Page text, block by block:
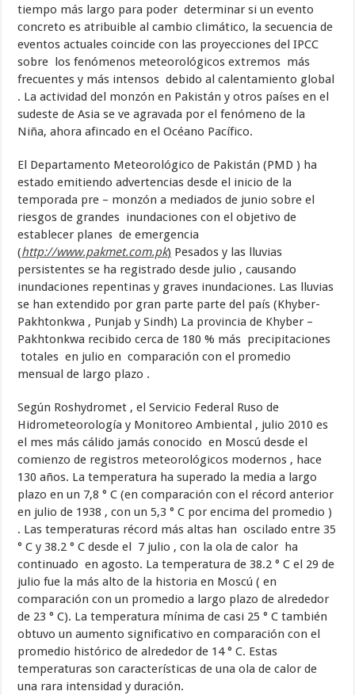
tiempo más largo para poder determinar si un evento
concreto es atribuible al cambio climático, la secuencia de
eventos actuales coincide con las proyecciones del IPCC
sobre los fenómenos meteorológicos extremos más
frecuentes y más intensos debido al calentamiento global
. La actividad del monzón en Pakistán y otros países en el
sudeste de Asia se ve agravada por el fenómeno de la
Niña, ahora afincado en el Océano Pacífico.
El Departamento Meteorológico de Pakistán (PMD ) ha
estado emitiendo advertencias desde el inicio de la
temporada pre – monzón a mediados de junio sobre el
riesgos de grandes inundaciones con el objetivo de
establecer planes de emergencia
(http://www.pakmet.com.pk) Pesados y las lluvias
persistentes se ha registrado desde julio , causando
inundaciones repentinas y graves inundaciones. Las lluvias
se han extendido por gran parte parte del país (Khyber-
Pakhtonkwa , Punjab y Sindh) La provincia de Khyber –
Pakhtonkwa recibido cerca de 180 % más precipitaciones
totales en julio en comparación con el promedio
mensual de largo plazo .
Según Roshydromet , el Servicio Federal Ruso de
Hidrometeorología y Monitoreo Ambiental , julio 2010 es
el mes más cálido jamás conocido en Moscú desde el
comienzo de registros meteorológicos modernos , hace
130 años. La temperatura ha superado la media a largo
plazo en un 7,8 ° C (en comparación con el récord anterior
en julio de 1938 , con un 5,3 ° C por encima del promedio )
. Las temperaturas récord más altas han oscilado entre 35
° C y 38.2 ° C desde el 7 julio , con la ola de calor ha
continuado en agosto. La temperatura de 38.2 ° C el 29 de
julio fue la más alto de la historia en Moscú ( en
comparación con un promedio a largo plazo de alrededor
de 23 ° C). La temperatura mínima de casi 25 ° C también
obtuvo un aumento significativo en comparación con el
promedio histórico de alrededor de 14 ° C. Estas
temperaturas son características de una ola de calor de
una rara intensidad y duración.